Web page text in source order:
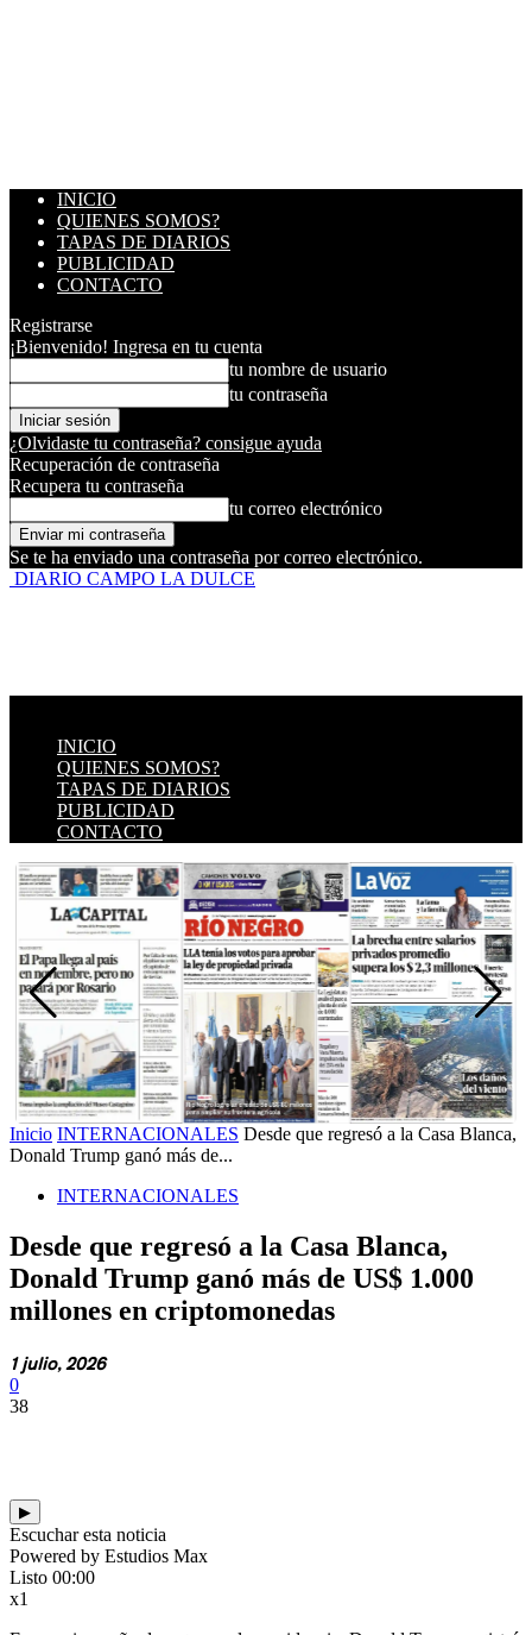
INICIO
QUIENES SOMOS?
TAPAS DE DIARIOS
PUBLICIDAD
CONTACTO
Registrarse
¡Bienvenido! Ingresa en tu cuenta
tu nombre de usuario
tu contraseña
¿Olvidaste tu contraseña? consigue ayuda
Recuperación de contraseña
Recupera tu contraseña
tu correo electrónico
Se te ha enviado una contraseña por correo electrónico.
DIARIO CAMPO LA DULCE
INICIO
QUIENES SOMOS?
TAPAS DE DIARIOS
PUBLICIDAD
CONTACTO
Inicio INTERNACIONALES Desde que regresó a la Casa Blanca,
Donald Trump ganó más de...
INTERNACIONALES
Desde que regresó a la Casa Blanca,
Donald Trump ganó más de US$ 1.000
millones en criptomonedas
1 julio, 2026
0
38
▶
Escuchar esta noticia
Powered by Estudios Max
Listo 00:00
x1